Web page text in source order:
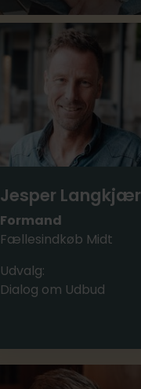
Jesper Langkjær
Formand
Fællesindkøb Midt
Udvalg:
Dialog om Udbud